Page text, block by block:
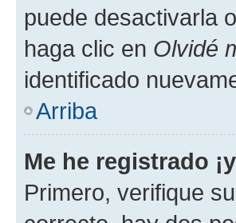
puede desactivarla
haga clic en Olvidé
identificado
Arriba
Me he registrado
Primero, verifique